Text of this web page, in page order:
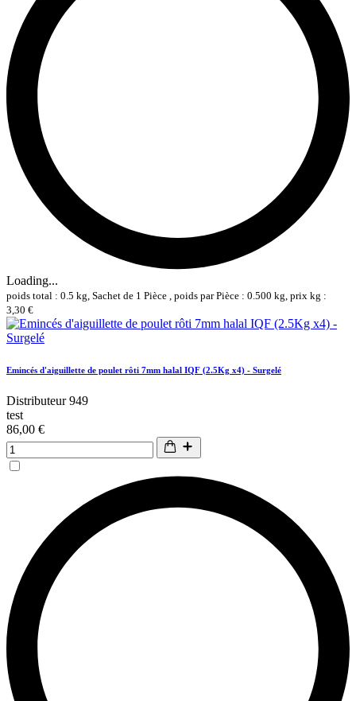
Loading...
poids total : 0.5 kg, Sachet de 1 Pièce , poids par Pièce : 0.500 kg, prix kg :
3,30 €
Emincés d'aiguillette de poulet rôti 7mm halal IQF (2.5Kg x4) - Surgelé
Distributeur 949
test
86,00 €